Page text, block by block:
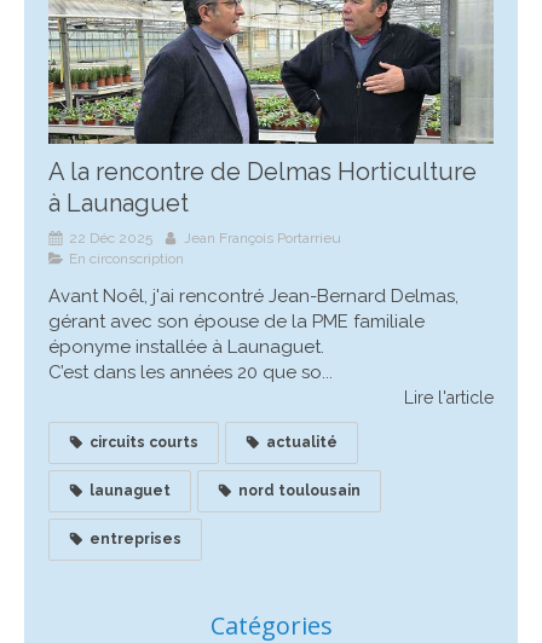
A la rencontre de Delmas Horticulture
à Launaguet
22 Déc 2025
Jean François Portarrieu
En circonscription
Avant Noêl, j'ai rencontré Jean-Bernard Delmas,
gérant avec son épouse de la PME familiale
éponyme installée à Launaguet.
C’est dans les années 20 que so...
Lire l'article
circuits courts actualité
launaguet nord toulousain
entreprises
Catégories